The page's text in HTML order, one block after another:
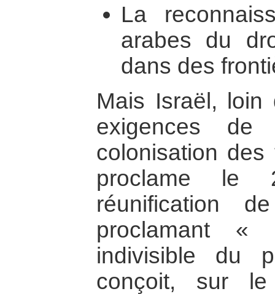
La
arabes du
dans des
Mais Israël,
exigences de
colonisation
proclame
réunification
proclamant «
indivisible du
conçoit, sur